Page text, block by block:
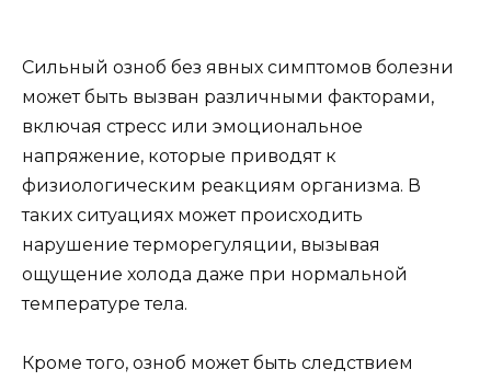
Сильный озноб без явных симптомов болезни
может быть вызван различными факторами,
включая стресс или эмоциональное
напряжение, которые приводят к
физиологическим реакциям организма. В
таких ситуациях может происходить
нарушение терморегуляции, вызывая
ощущение холода даже при нормальной
температуре тела.
Кроме того, озноб может быть следствием